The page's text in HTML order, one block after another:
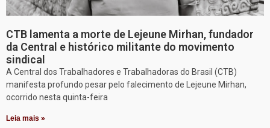
CTB lamenta a morte de Lejeune Mirhan, fundador
da Central e histórico militante do movimento
sindical
A Central dos Trabalhadores e Trabalhadoras do Brasil (CTB)
manifesta profundo pesar pelo falecimento de Lejeune Mirhan,
ocorrido nesta quinta-feira
Leia mais »